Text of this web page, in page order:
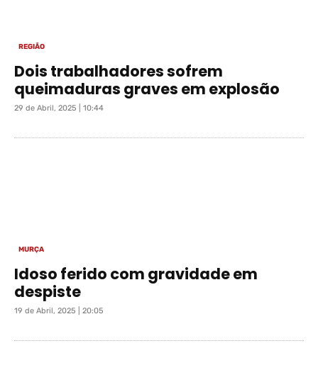
REGIÃO
Dois trabalhadores sofrem
queimaduras graves em explosão
29 de Abril, 2025 | 10:44
MURÇA
Idoso ferido com gravidade em
despiste
19 de Abril, 2025 | 20:05